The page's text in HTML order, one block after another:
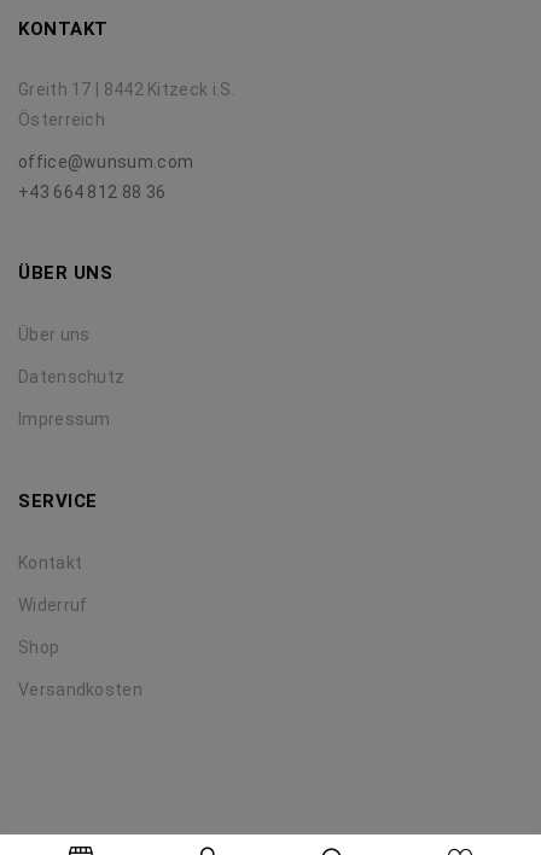
KONTAKT
Greith 17 | 8442 Kitzeck i.S.
Österreich
office@wunsum.com
+43 664 812 88 36
ÜBER UNS
Über uns
Datenschutz
Impressum
SERVICE
Kontakt
Widerruf
Shop
Versandkosten